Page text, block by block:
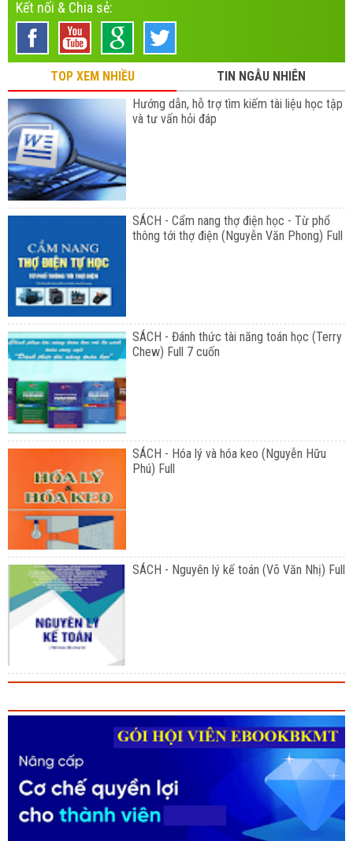
Kết nối & Chia sẻ:
TOP XEM NHIỀU
TIN NGẪU NHIÊN
Hướng dẫn, hỗ trợ tìm kiếm tài liệu học tập
và tư vấn hỏi đáp
SÁCH - Cẩm nang thợ điện học - Từ phổ
thông tới thợ điện (Nguyễn Văn Phong) Full
SÁCH - Đánh thức tài năng toán học (Terry
Chew) Full 7 cuốn
SÁCH - Hóa lý và hóa keo (Nguyễn Hữu
Phú) Full
SÁCH - Nguyên lý kế toán (Võ Văn Nhị) Full